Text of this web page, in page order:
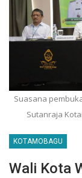
Suasana
Sutanraja
KOTAMOBAGU
Wali Kota